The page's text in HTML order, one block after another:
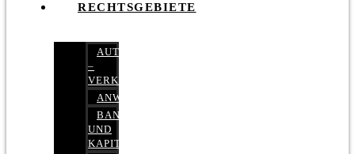
RECHTSGEBIETE
AUTOBETRUG
–
VERKEHRSRECHT
ANWALTSHAFTUNGSRECHT
BANK-
UND
KAPITALMARKTRECHT